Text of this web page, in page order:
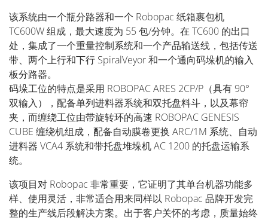
该系统由一个瓶分路器和一个 Robopac 纸箱裹包机
TC600W 组成，最大速度为 55 包/分钟。在 TC600 的出口
处，集成了一个重量控制系统和一个产品输送线，包括传送
带、两个上行和下行 SpiralVeyor 和一个通向码垛机的输入
板分路器。
码垛工位的特点是采用 ROBOPAC ARES 2CP/P（具有 90°
双输入），配备单列进料器系统和双托盘料斗，以及幕帘
夹，而缠绕工位由带旋转环的高速 ROBOPAC GENESIS
CUBE 缠绕机组成，配备自动膜卷更换 ARC/1M 系统、自动
进料器 VCA4 系统和带托盘堆垛机 AC 1200 的托盘运输系
统。
该项目对 Robopac 非常重要，它证明了其单台机器功能多
样、使用灵活，非常适合用来同样以 Robopac 品牌开发完
整的生产线后段解决方案。出于客户关怀的考虑，质量始终